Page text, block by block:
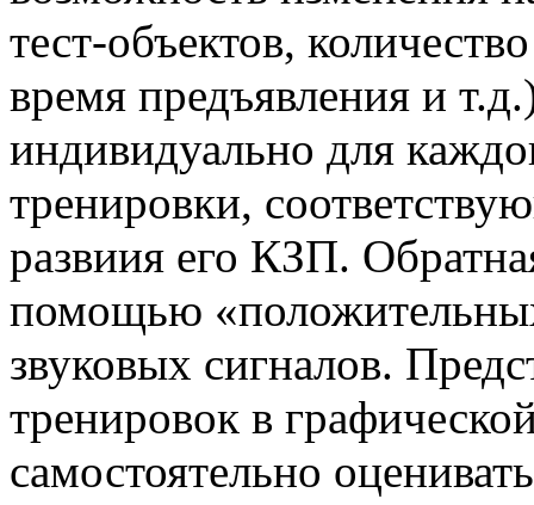
тест-объектов,
время предъявления и
индивидуально для
тренировки,
развиия его КЗП.
помощью
звуковых сигналов.
тренировок в
самостоятельно